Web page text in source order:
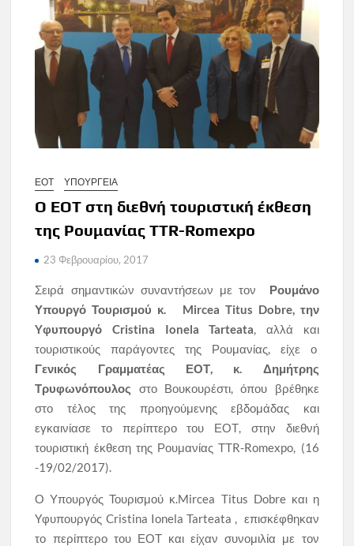
ΕΟΤ ΥΠΟΥΡΓΕΙΑ
Ο ΕΟΤ στη διεθνή τουριστική έκθεση
της Ρουμανίας ΤΤR-Romexpo
23 Φεβρουαρίου, 2017
Σειρά σημαντικών συναντήσεων με τον Ρουμάνο
Υπουργό Τουρισμού κ. Mircea Titus Dobre, την
YφυπουργόCristina Ionela Tarteata, αλλά και
τουριστικούς παράγοντες της Ρουμανίας, είχε ο
Γενικός Γραμματέας ΕΟΤ, κ. Δημήτρης
Τρυφωνόπουλος στο Βουκουρέστι, όπου βρέθηκε
στο τέλος της προηγούμενης εβδομάδας και
εγκαινίασε το περίπτερο του ΕΟΤ, στην διεθνή
τουριστική έκθεση της Ρουμανίας ΤΤR-Romexpo, (16
-19/02/2017).
Ο Υπουργός Τουρισμού κ.Mircea Titus Dobre και η
Yφυπουργός Cristina Ionela Tarteata , επισκέφθηκαν
το περίπτερο του ΕΟΤ και είχαν συνομιλία με τον